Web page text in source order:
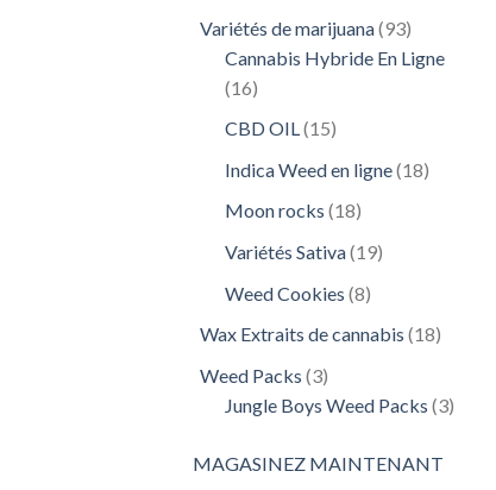
Variétés de marijuana 9393
produits
Cannabis Hybride En Ligne
1616
CBD OIL 1515
Indica Weed en ligne 1818
Moon rocks 1818
Variétés Sativa 1919
Weed Cookies 88
Wax Extraits de cannabis 1818
Weed Packs 33
produits
Jungle Boys Weed Packs 33
MAGASINEZ MAINTENANT